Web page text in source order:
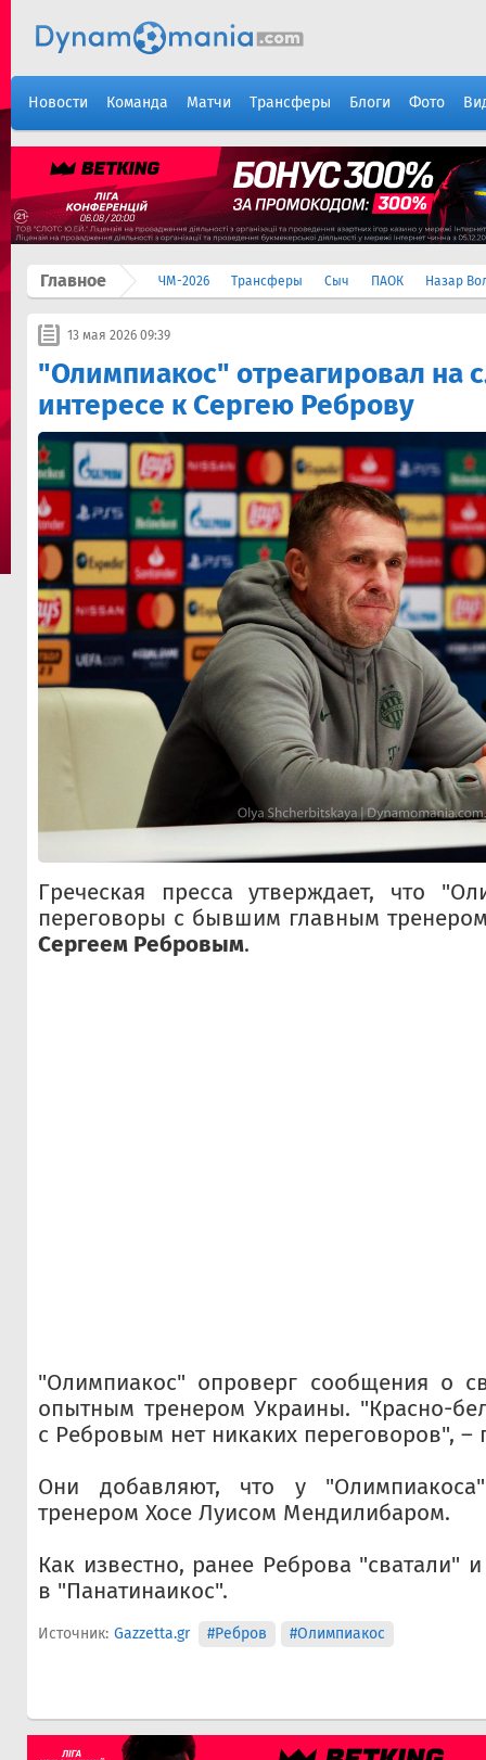
Новости Команда Матчи Трансферы Блоги Фото
Главное ЧМ-2026 Трансферы Сыч ПАОК Назар
13 мая 2026 09:39
"Олимпиакос" отреагировал на
интересе к Сергею Реброву
Греческая пресса утверждает, что
переговоры с бывшим главным
Сергеем Ребровым.
"Олимпиакос" опроверг сообщения о
опытным тренером Украины. "Красно-
с Ребровым нет никаких переговоров", –
Они добавляют, что у
тренером Хосе Луисом Мендилибаром.
Как известно, ранее Реброва "сватали"
в "Панатинаикос".
Источник: Gazzetta.gr #Ребров #Олимпиакос